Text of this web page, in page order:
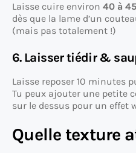
Laisse cuire environ 40 à
dès que la lame d’un
(mais pas totalement !)
6. Laisser tiédir &
Laisse reposer 10 minutes
Tu peux ajouter une petite
sur le dessus pour un effet
Quelle texture